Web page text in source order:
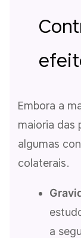
Embora a
maioria das
algumas
colaterais.
a